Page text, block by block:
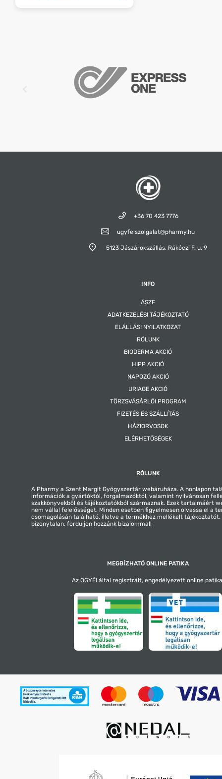
+36 70 423 7776
ugyfelszolgalat@pharmy.hu
5123 Jászárokszállás, Rákóczi F. u. 9
INFO
ÁSZF
ADATKEZELÉSI TÁJÉKOZTATÓ
ELÁLLÁSI NYILATKOZAT
RÓLUNK
BIODERMA AKCIÓ
HIPP AKCIÓ
NAPOZÓ AKCIÓ
URIAGE AKCIÓ
TÖRZSVÁSÁRLÓI PROGRAM
FIZETÉS ÉS SZÁLLÍTÁS
HÁZIORVOSOK
ELÉRHETŐSÉGEK
RÓLUNK
A Pharmy a Szent Margit Gyógyszertár webáruháza. A honlapon
információk a gyártóktól, forgalmazóktól, valamint nyilvánosan
szakkönyvekből és tájékoztatókból származnak. Ezek tartalmáért
nem vállal felelősséget. Minden esetben figyelmesen olvassa el a
csomagolásán található, illetve a termékhez mellékelt tájékoztatót.
bizonytalan, forduljon hozzánk bizalommal!
MEGBÍZHATÓ ONLINE PATIKA
Az OGYÉI által regisztrált, engedélyezett online